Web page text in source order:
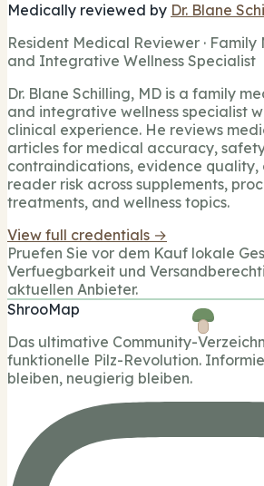
Medically reviewed by Dr. Blane
Resident Medical Reviewer · Family
and Integrative Wellness Specialist
Dr. Blane Schilling, MD is a family
and integrative wellness specialist
clinical experience. He reviews
articles for medical accuracy,
contraindications, evidence
reader risk across supplements,
treatments, and wellness topics.
View full credentials →
Pruefen Sie vor dem Kauf lokale
Verfuegbarkeit und
aktuellen Anbieter.
ShrooMap
Das ultimative Community-
funktionelle Pilz-Revolution.
bleiben, neugierig bleiben.